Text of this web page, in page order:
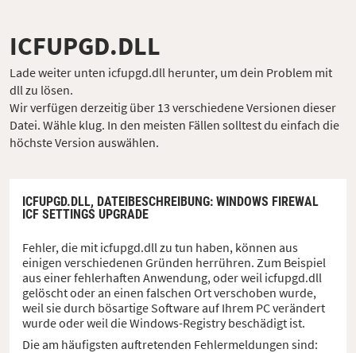
ICFUPGD.DLL
Lade weiter unten icfupgd.dll herunter, um dein Problem mit
dll zu lösen.
Wir verfügen derzeitig über 13 verschiedene Versionen dieser
Datei. Wähle klug. In den meisten Fällen solltest du einfach die
höchste Version auswählen.
ICFUPGD.DLL, DATEIBESCHREIBUNG: WINDOWS FIREWAL
ICF SETTINGS UPGRADE
Fehler, die mit icfupgd.dll zu tun haben, können aus
einigen verschiedenen Gründen herrühren. Zum Beispiel
aus einer fehlerhaften Anwendung, oder weil icfupgd.dll
gelöscht oder an einen falschen Ort verschoben wurde,
weil sie durch bösartige Software auf Ihrem PC verändert
wurde oder weil die Windows-Registry beschädigt ist.
Die am häufigsten auftretenden Fehlermeldungen sind: